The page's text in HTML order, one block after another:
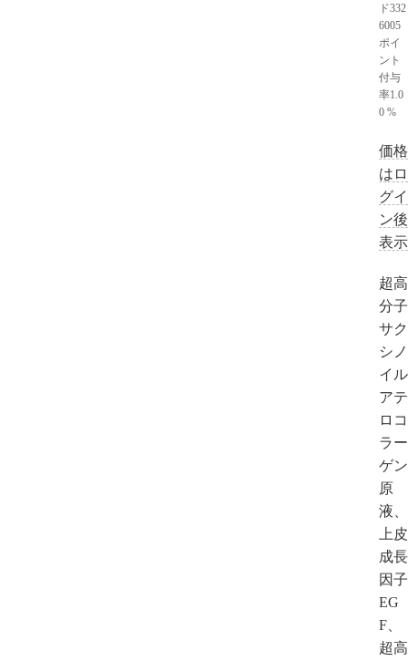
ド332
6005
ポイ
ント
付与
率1.0
0 %
価格
はロ
グイ
ン後
表示
超高
分子
サク
シノ
イル
アテ
ロコ
ラー
ゲン
原
液、
上皮
成長
因子
EG
F、
超高